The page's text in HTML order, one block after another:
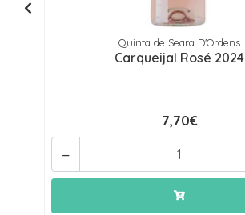
Quinta de Seara D'Ordens
Carqueijal Rosé 2024
7,70€
-